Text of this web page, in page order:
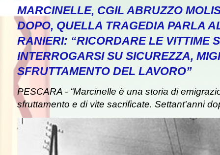
MARCINELLE, CGIL ABRUZZO
DOPO, QUELLA TRAGEDIA PARLA
RANIERI: “RICORDARE LE VITTIME
INTERROGARSI SU SICUREZZA,
SFRUTTAMENTO DEL LAVORO”
PESCARA - “Marcinelle è una storia di
sfruttamento e di vite sacrificate. Settant'anni